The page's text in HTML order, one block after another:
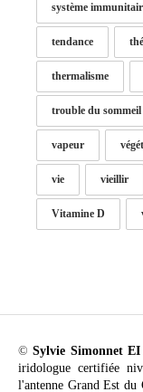
système
tendance
thermalisme
trouble du sommeil
vapeur
vie vieillir
Vitamine D
©Sylvie Simonnet
iridologue certifiée
l'antenne Grand Est du